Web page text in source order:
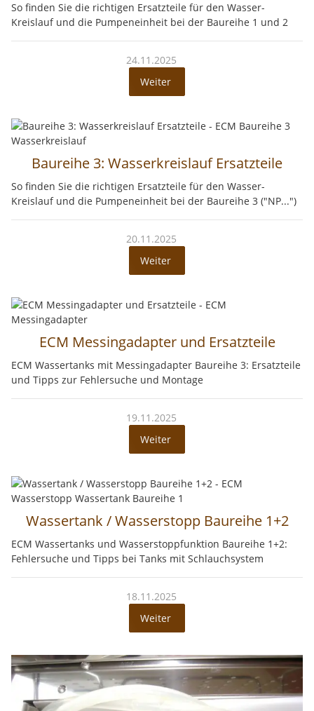
So finden Sie die richtigen Ersatzteile für den Wasser-
Kreislauf und die Pumpeneinheit bei der Baureihe 1 und 2
24.11.2025
Weiter
Baureihe 3: Wasserkreislauf Ersatzteile
So finden Sie die richtigen Ersatzteile für den Wasser-
Kreislauf und die Pumpeneinheit bei der Baureihe 3 ("NP...")
20.11.2025
Weiter
ECM Messingadapter und Ersatzteile
ECM Wassertanks mit Messingadapter Baureihe 3: Ersatzteile
und Tipps zur Fehlersuche und Montage
19.11.2025
Weiter
Wassertank / Wasserstopp Baureihe 1+2
ECM Wassertanks und Wasserstoppfunktion Baureihe 1+2:
Fehlersuche und Tipps bei Tanks mit Schlauchsystem
18.11.2025
Weiter